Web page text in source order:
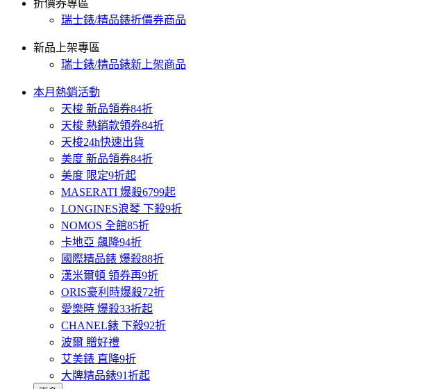
折價券專區
瑞士錶/精品錶折價券商品
新品上架專區
瑞士錶/精品錶新上架商品
本月熱銷活動
天梭 新品領券84折
天梭 熱銷款領券84折
天梭24h快速出貨
美度 新品領券84折
美度 限定9折起
MASERATI 爆殺6799起
LONGINES浪琴 下殺9折
NOMOS 全館85折
卡地亞 飆降94折
國際精品錶 爆殺88折
漢米爾頓 領券再9折
ORIS豪利時爆殺72折
愛樂時 爆殺33折起
CHANEL錶 下殺92折
波爾 贈好禮
艾美錶 直降9折
大牌精品錶91折起